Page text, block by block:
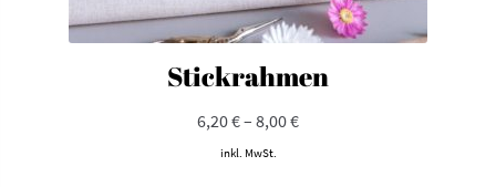
Stickrahmen
6,20€– 8,00€
inkl. MwSt.